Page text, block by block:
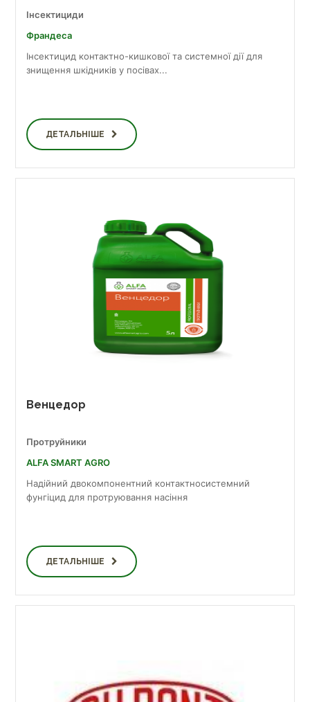
Інсектициди
Франдеса
Інсектицид контактно-кишкової та системної дії для
знищення шкідників у посівах...
ДЕТАЛЬНІШЕ
Венцедор
Протруйники
ALFA SMART AGRO
Надійний двокомпонентний контактносистемний
фунгіцид для протруювання насіння
ДЕТАЛЬНІШЕ